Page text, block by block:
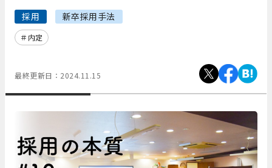
採用 新卒採用手法
内定
最終更新日： 2024.11.15